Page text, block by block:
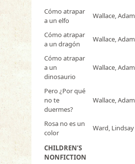
Cómo atrapar
a un elfo
Wallace, Adam
Cómo atrapar
a un dragón
Wallace, Adam
Cómo atrapar
a un
dinosaurio
Wallace, Adam
Pero ¿Por qué
no te
duermes?
Wallace, Adam
Rosa no es un
color
Ward, Lindsay
CHILDREN’S
NONFICTION